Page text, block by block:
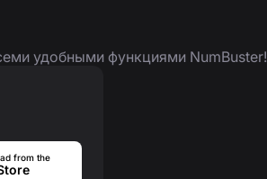
удобными функциями NumBuster!
from the